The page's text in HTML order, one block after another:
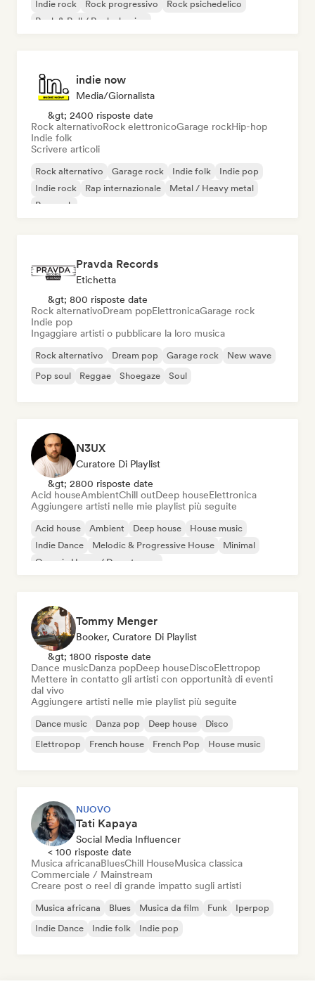
Indie rock
Rock progressivo
Rock psichedelico
Rock & Roll / Rock classico
indie now
Media/Giornalista
&gt; 2400 risposte date
Rock alternativoRock elettronicoGarage rockHip-hop
Indie folk
Scrivere articoli
Rock alternativo Garage rock Indie folk
Indie pop
Indie rock
Rap internazionale
Metal / Heavy metal
Pop rock
Pravda Records
Etichetta
&gt; 800 risposte date
Rock alternativoDream popElettronicaGarage rock
Indie pop
Ingaggiare artisti o pubblicare la loro musica
Rock alternativo Dream pop Garage rock
New wave
Pop soul
Reggae Shoegaze Soul
N3UX
Curatore Di Playlist
&gt; 2800 risposte date
Acid houseAmbientChill outDeep houseElettronica
Aggiungere artisti nelle mie playlist più seguite
Acid house Ambient Deep house
House music
Indie Dance
Melodic & Progressive House
Minimal
Organic House / Downtempo
Tommy Menger
Booker, Curatore Di Playlist
&gt; 1800 risposte date
Dance musicDanza popDeep houseDiscoElettropop
Mettere in contatto gli artisti con opportunità di eventi
dal vivo
Aggiungere artisti nelle mie playlist più seguite
Dance music Danza pop Deep house
Disco
Elettropop
French house French Pop House music
NUOVO
Tati Kapaya
Social Media Influencer
< 100 risposte date
Musica africanaBluesChill HouseMusica classica
Commerciale / Mainstream
Creare post o reel di grande impatto sugli artisti
Musica africana Blues Musica da film Funk
Iperpop
Indie Dance
Indie folk Indie pop